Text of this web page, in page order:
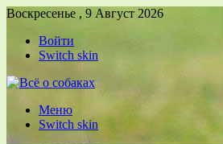
Воскресенье , 9 Август 2026
Войти
Switch skin
Меню
Switch skin